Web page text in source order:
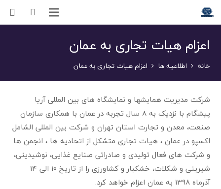
اعزام هیات تجاری به عمان
خانه اطلاعیه ها اعزام هیات تجاری به عمان
شرکت مدیریت همایشها و نمایشگاه های بین المللی آریا
پیشگام با نزدیک به ۸ سال تجربه در عمان با همکاری سازمان
صنعت، معدن و تجارت استان تهران و شرکت بین المللی الشامل
اکسپو در عمان ، هیات تجاری متشکل از اتحادیه ها ، انجمن ها
و شرکت های فعال تولیدی و صادراتی صنایع غذایی، نوشیدینی،
شیرینی و شکلات، خشکبار و کشاورزی را از تاریخ ۱۰ الی ۱۴
آذرماه ۱۳۹۸ به عمان اعزام خواهد کرد.